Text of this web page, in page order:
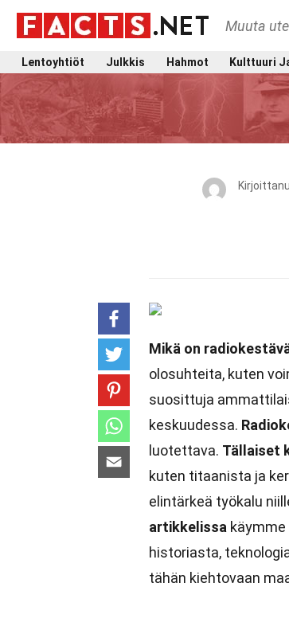
Muuta
Lentoyhtiöt Julkkis Hahmot Kulttuuri
Mikä on
olosuhteita, kuten
suosittuja
keskuudessa.
luotettava. Tällaiset
kuten titaanista ja
elintärkeä työkalu
artikkelissa
historiasta,
tähän kiehtovaan